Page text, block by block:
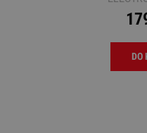
DO